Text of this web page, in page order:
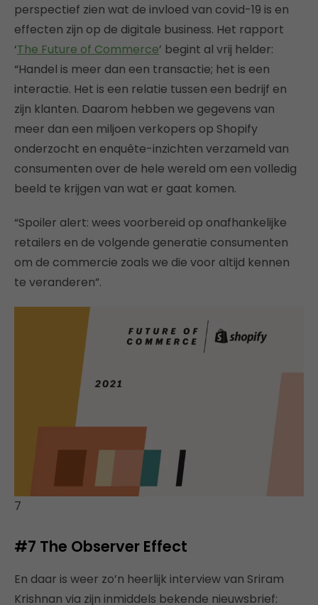
perspectief zien wat de invloed van covid-19 is en
effecten zijn op de digitale business. Het rapport
‘The Future of Commerce’ begint al vrij helder:
“Handel is meer dan een transactie; het is een
interactie. Het is een relatie tussen een bedrijf en
zijn klanten. Daarom hebben we gegevens van
meer dan een miljoen verkopers op Shopify
onderzocht en enquête-inzichten verzameld van
consumenten over de hele wereld om een volledig
beeld te krijgen van wat er gaat komen.
“Spoiler alert: wees voorbereid op onafhankelijke
retailers en de volgende generatie consumenten
om de commercie zoals we die voor altijd kennen
te veranderen”.
7
#7 The Observer Effect
En daar is weer zo’n heerlijk interview van Sriram
Krishnan via zijn inmiddels bekende nieuwsbrief: